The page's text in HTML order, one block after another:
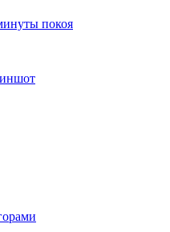
покоя